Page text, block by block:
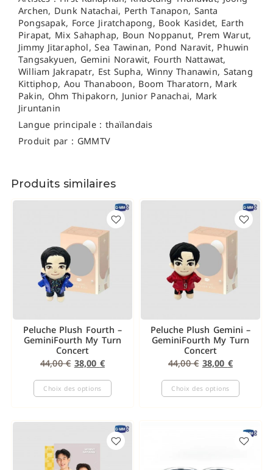
Archen, Dunk Natachai, Perth Tanapon, Santa
Pongsapak, Force Jiratchapong, Book Kasidet, Earth
Pirapat, Mix Sahaphap, Boun Noppanut, Prem Warut,
Jimmy Jitaraphol, Sea Tawinan, Pond Naravit, Phuwin
Tangsakyuen, Gemini Norawit, Fourth Nattawat,
William Jakrapatr, Est Supha, Winny Thanawin, Satang
Kittiphop, Aou Thanaboon, Boom Tharatorn, Mark
Pakin, Ohm Thipakorn, Junior Panachai, Mark
Jiruntanin
Langue principale : thaïlandais
Produit par : GMMTV
Produits similaires
Peluche Plush Fourth –
GeminiFourth My Turn
Concert
44,00€ 38,00 €
Choix des options
Peluche Plush Gemini –
GeminiFourth My Turn
Concert
44,00€ 38,00 €
Choix des options